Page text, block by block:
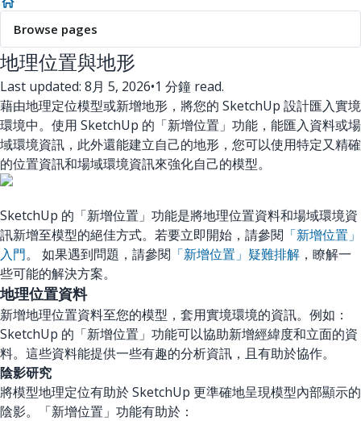
Browse pages
地理位置與地形
Last updated: 8月 5, 2026•1 分鐘 read.
藉由地理定位模型或新增地形，將您的 SketchUp 設計匯入實境
環境中。使用 SketchUp 的「新增位置」功能，能匯入資料或場
域環境資訊，此外還能建立自己的地形，您可以使用特定又精確
的位置資訊和場域環境資訊來強化自己的模型。
SketchUp 的「新增位置」功能是將地理位置資料和場域環境資
訊新增至模型的絕佳方式。若要立即開始，請參閱 「新增位置」
入門。 如果遇到問題，請參閱 「新增位置」疑難排解 ，瞭解一
些可能的解決方案。
地理位置資料
新增地理位置資料至您的模型，套用實境環境的資訊。例如：
SketchUp 的「新增位置」功能可以協助新增經緯度和立面的資
料。這些資料能提供一些有趣的分析資訊，且有助於協作。
陰影研究
將模型地理定位有助於 SketchUp 更準確地呈現模型內部顯示的
陰影。「新增位置」功能有助於：